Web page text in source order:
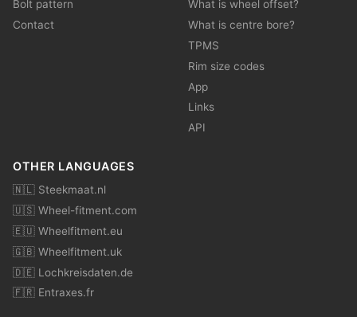
Bolt pattern
Contact
What is wheel offset?
What is centre bore?
TPMS
Rim size codes
App
Links
API
OTHER LANGUAGES
🇳🇱 Steekmaat.nl
🇺🇸 Wheel-fitment.com
🇪🇺 Wheelfitment.eu
🇬🇧 Wheelfitment.uk
🇩🇪 Lochkreisdaten.de
🇫🇷 Entraxes.fr